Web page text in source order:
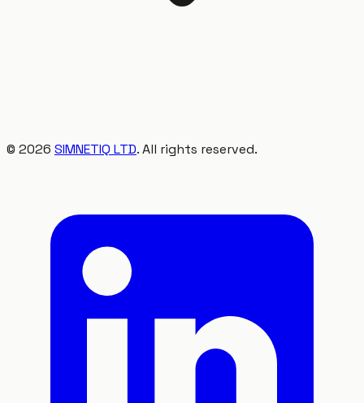
© 2026 SIMNETIQ LTD. All rights reserved.